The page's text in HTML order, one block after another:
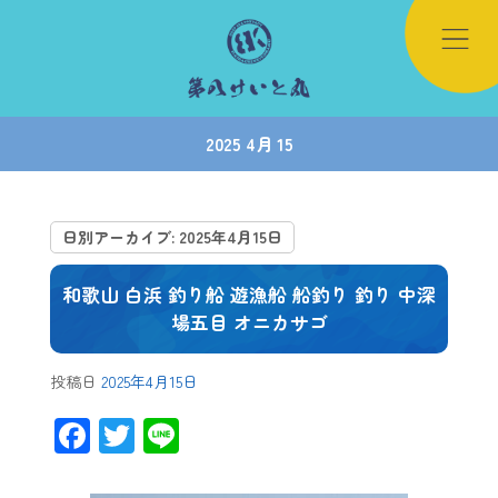
2025 4月 15
日別アーカイブ: 2025年4月15日
和歌山 白浜 釣り船 遊漁船 船釣り 釣り 中深
場五目 オニカサゴ
投稿日 2025年4月15日
F
ac
T
wi
Li